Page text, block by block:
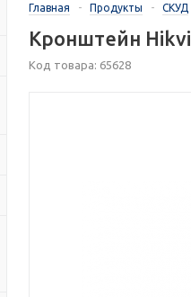
Главная - Продукты - СКУД
Кронштейн
Код товара: 65628